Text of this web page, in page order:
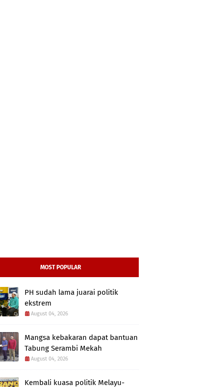
MOST POPULAR
PH sudah lama juarai politik
ekstrem
August 04, 2026
Mangsa kebakaran dapat bantuan
Tabung Serambi Mekah
August 04, 2026
Kembali kuasa politik Melayu-